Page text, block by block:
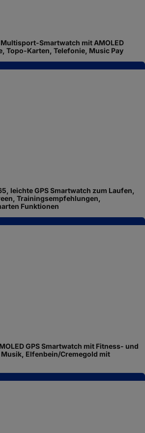
Smartwatch mit AMOLED
Topo-Karten, Telefonie, Music Pay
leichte GPS Smartwatch zum Laufen,
Trainingsempfehlungen,
Funktionen
GPS Smartwatch mit Fitness- und
Elfenbein/Cremegold mit